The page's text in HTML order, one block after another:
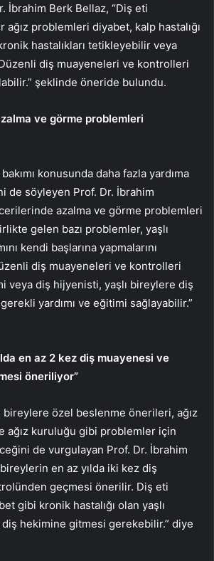
İbrahim Berk Bellaz, “Diş eti
ağız problemleri diyabet, kalp hastalığı
hastalıkları tetikleyebilir veya
diş muayeneleri ve kontrolleri
şeklinde öneride bulundu.
ve görme problemleri
konusunda daha fazla yardıma
de söyleyen Prof. Dr. İbrahim
azalma ve görme problemleri
gelen bazı problemler, yaşlı
kendi başlarına yapmalarını
diş muayeneleri ve kontrolleri
veya diş hijyenisti, yaşlı bireylere diş
yardımı ve eğitimi sağlayabilir.”
en az 2 kez diş muayenesi ve
öneriliyor”
bireylere özel beslenme önerileri, ağız
ağız kuruluğu gibi problemler için
de vurgulayan Prof. Dr. İbrahim
en az yılda iki kez diş
geçmesi önerilir. Diş eti
gibi kronik hastalığı olan yaşlı
diş hekimine gitmesi gerekebilir.” diye